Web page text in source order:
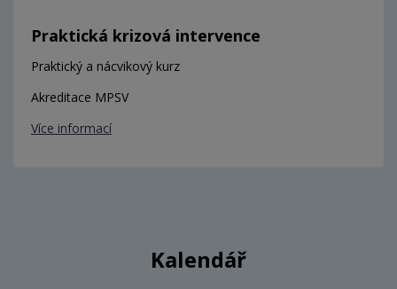
Praktická krizová intervence
Praktický a nácvikový kurz
Akreditace MPSV
Více informací
Kalendář